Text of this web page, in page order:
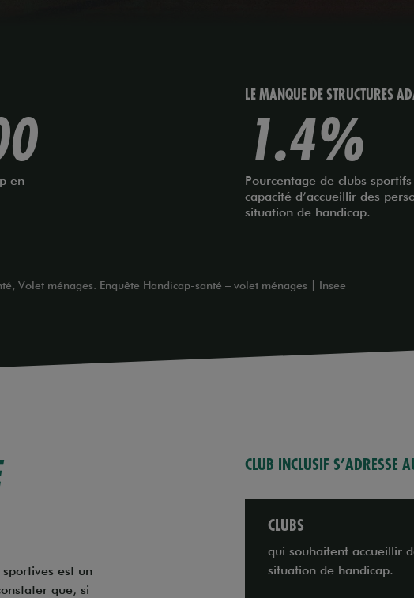
en
LE MANQUE DE STRUCTURES
1.4%
Pourcentage de clubs
capacité d’accueillir des
situation de handicap.
Volet ménages. Enquête Handicap-santé – volet ménages | Insee
est un
que, si
CLUB INCLUSIF S’ADRESSE
CLUBS
qui souhaitent accueillir
situation de handicap.